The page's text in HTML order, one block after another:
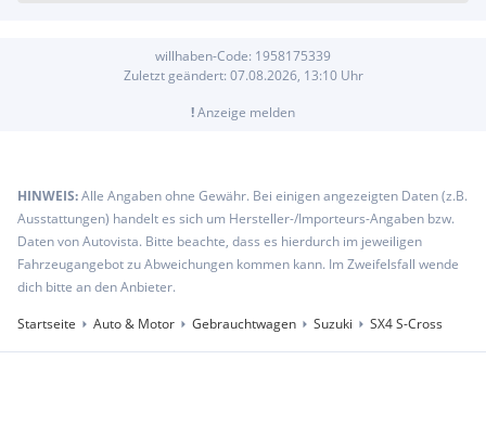
willhaben-Code: 1958175339
Zuletzt geändert: 07.08.2026, 13:10Uhr
!Anzeige melden
HINWEIS:Alle Angaben ohne Gewähr. Bei einigen angezeigten Daten (z.B.
Ausstattungen) handelt es sich um Hersteller-/Importeurs-Angaben bzw.
Daten von Autovista. Bitte beachte, dass es hierdurch im jeweiligen
Fahrzeugangebot zu Abweichungen kommen kann. Im Zweifelsfall wende
dich bitte an den Anbieter.
Startseite
Auto & Motor Gebrauchtwagen Suzuki SX4 S-Cross